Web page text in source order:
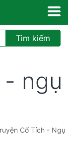
Tìm kiếm
ngụ
Cổ Tích - Ngụ